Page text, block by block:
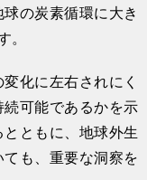
の炭素循環に大き
。
化に左右されにく
可能であるかを示
ともに、地球外生
も、重要な洞察を